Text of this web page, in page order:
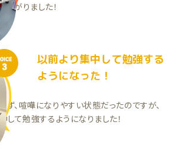
がりました！
3
以前より集中して勉強する
ようになった！
、喧嘩になりやすい状態だったのですが、
て勉強するようになりました！